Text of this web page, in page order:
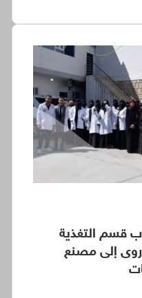
قسم التغذية
أروى إلى مصنع